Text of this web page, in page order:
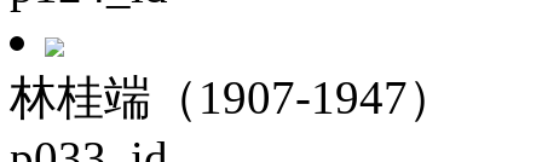
林桂端（1907-1947）